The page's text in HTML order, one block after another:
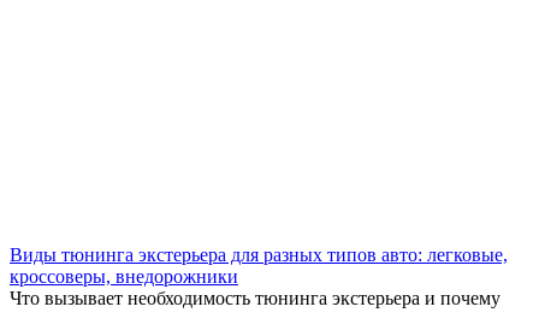
Виды тюнинга экстерьера для разных типов авто: легковые,
кроссоверы, внедорожники
Что вызывает необходимость тюнинга экстерьера и почему